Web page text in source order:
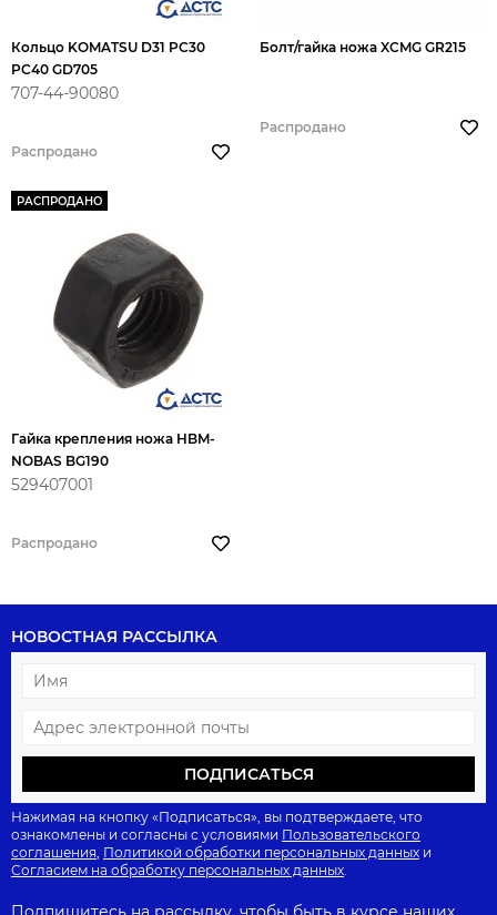
Кольцо KOMATSU D31 PC30
PC40 GD705
707-44-90080
Распродано
Болт/гайка ножа XCMG GR215
Распродано
РАСПРОДАНО
Гайка крепления ножа HBM-
NOBAS BG190
529407001
Распродано
НОВОСТНАЯ РАССЫЛКА
ПОДПИСАТЬСЯ
Нажимая на кнопку «Подписаться», вы подтверждаете, что
ознакомлены и согласны с условиями Пользовательского
соглашения, Политикой обработки персональных данных и
Согласием на обработку персональных данных.